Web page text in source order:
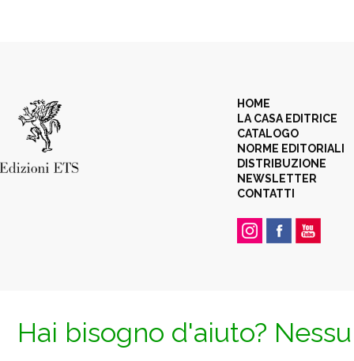
HOME
LA CASA EDITRICE
CATALOGO
NORME EDITORIALI
DISTRIBUZIONE
NEWSLETTER
CONTATTI
Hai bisogno d'aiuto?